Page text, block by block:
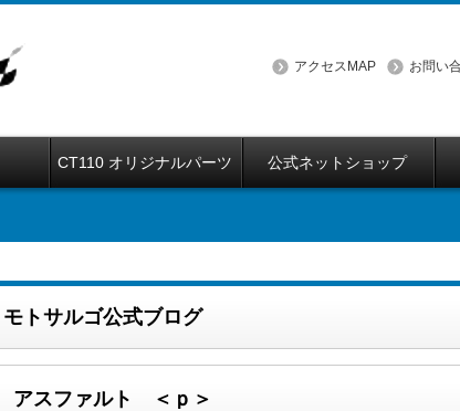
アクセスMAP お問い
CT110 オリジナルパーツ 公式ネットショップ
モトサルゴ公式ブログ
アスファルト ＜ｐ＞